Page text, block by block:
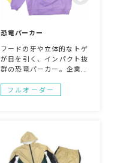
恐竜パーカー
フードの牙や立体的なトゲ
が目を引く、インパクト抜
群の恐竜パーカー。企業の
ン、イベント用アイテムと
して活躍します！しっかり
お好みのデザインやキャラ
クターを元にしたオリジナ
ルデザインで製作できま
す。ブランドの世界観を形
フルオーダー